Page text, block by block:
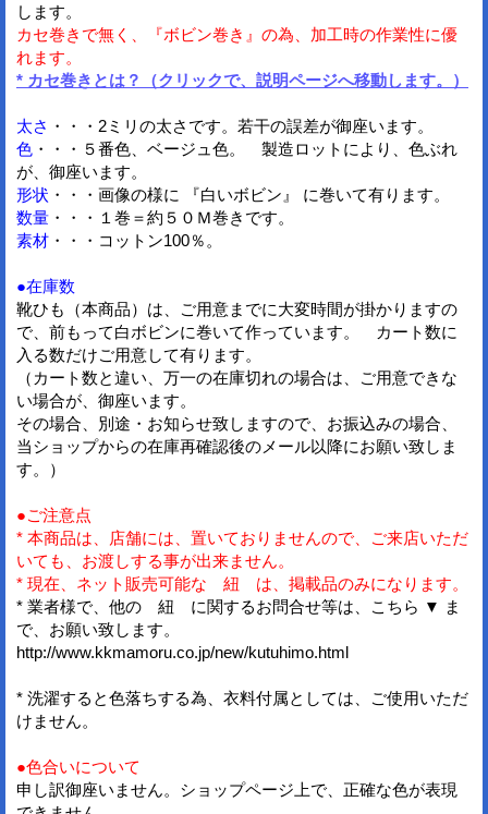
します。
カセ巻きで無く、『ボビン巻き』の為、加工時の作業性に優
れます。
* カセ巻きとは？（クリックで、説明ページへ移動します。）
太さ ・・・2ミリの太さです。若干の誤差が御座います。
色 ・・・５番色、ベージュ色。 製造ロットにより、色ぶれ
が、御座います。
形状 ・・・画像の様に 『白いボビン』 に巻いて有ります。
数量 ・・・１巻＝約５０Ｍ巻きです。
素材 ・・・コットン100％。
●在庫数
靴ひも（本商品）は、ご用意までに大変時間が掛かりますの
で、前もって白ボビンに巻いて作っています。 カート数に
入る数だけご用意して有ります。
（カート数と違い、万一の在庫切れの場合は、ご用意できな
い場合が、御座います。
その場合、別途・お知らせ致しますので、お振込みの場合、
当ショップからの在庫再確認後のメール以降にお願い致しま
す。）
●ご注意点
* 本商品は、店舗には、置いておりませんので、ご来店いただ
いても、お渡しする事が出来ません。
* 現在、ネット販売可能な 紐 は、掲載品のみになります。
* 業者様で、他の 紐 に関するお問合せ等は、こちら ▼ ま
で、お願い致します。
http://www.kkmamoru.co.jp/new/kutuhimo.html
* 洗濯すると色落ちする為、衣料付属としては、ご使用いただ
けません。
●色合いについて
申し訳御座いません。ショップページ上で、正確な色が表現